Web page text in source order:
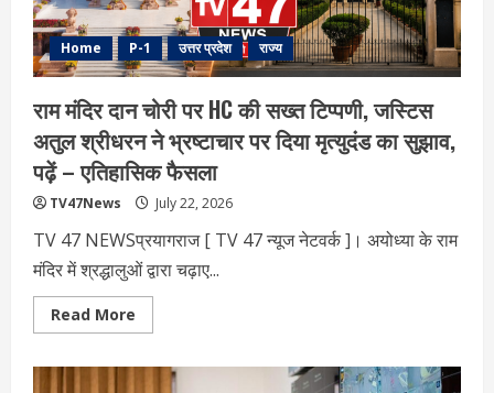
Home P-1 उत्तर प्रदेश राज्य
राम मंदिर दान चोरी पर HC की सख्त टिप्पणी, जस्टिस
अतुल श्रीधरन ने भ्रष्टाचार पर द‍िया मृत्युदंड का सुझाव,
पढ़ें – एत‍िहास‍िक फैसला
TV47News July 22, 2026
TV 47 NEWSप्रयागराज [ TV 47 न्‍यूज नेटवर्क ]। अयोध्या के राम
मंदिर में श्रद्धालुओं द्वारा चढ़ाए...
Read More
more